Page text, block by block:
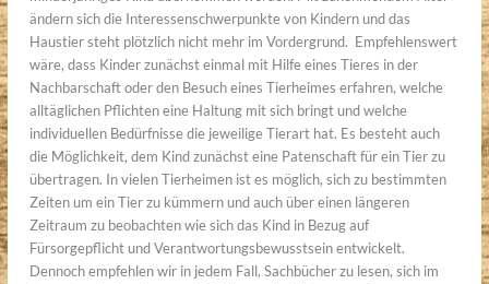
ändern sich die Interessenschwerpunkte von Kindern und das
Haustier steht plötzlich nicht mehr im Vordergrund. Empfehlenswert
wäre, dass Kinder zunächst einmal mit Hilfe eines Tieres in der
Nachbarschaft oder den Besuch eines Tierheimes erfahren, welche
alltäglichen Pflichten eine Haltung mit sich bringt und welche
individuellen Bedürfnisse die jeweilige Tierart hat. Es besteht auch
die Möglichkeit, dem Kind zunächst eine Patenschaft für ein Tier zu
übertragen. In vielen Tierheimen ist es möglich, sich zu bestimmten
Zeiten um ein Tier zu kümmern und auch über einen längeren
Zeitraum zu beobachten wie sich das Kind in Bezug auf
Fürsorgepflicht und Verantwortungsbewusstsein entwickelt.
Dennoch empfehlen wir in jedem Fall, Sachbücher zu lesen, sich im